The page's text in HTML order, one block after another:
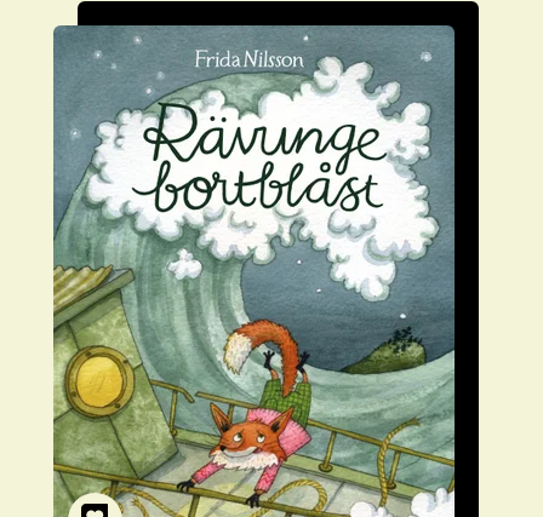
Om Stora bokvalet
Olivia tipsar
Vinnare
FAQ
För bibliotek